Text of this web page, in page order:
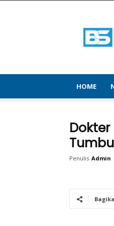
HOME
Penulis Admin